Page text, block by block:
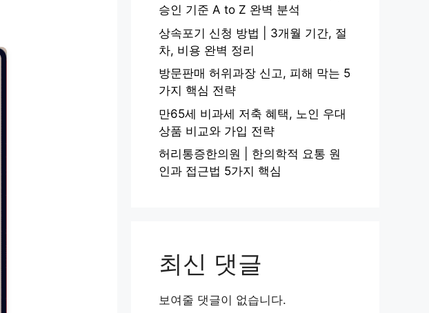
승인 기준 A to Z 완벽 분석
상속포기 신청 방법 | 3개월 기간, 절
차, 비용 완벽 정리
방문판매 허위과장 신고, 피해 막는 5
가지 핵심 전략
만65세 비과세 저축 혜택, 노인 우대
상품 비교와 가입 전략
허리통증한의원 | 한의학적 요통 원
인과 접근법 5가지 핵심
최신 댓글
보여줄 댓글이 없습니다.